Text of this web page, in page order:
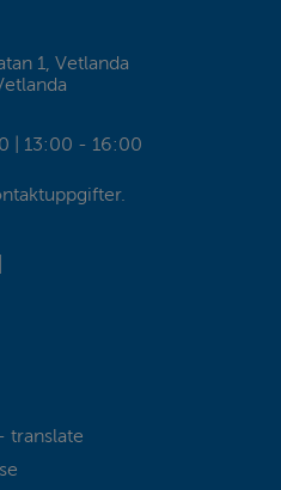
1, Vetlanda
| 13:00 - 16:00
translate